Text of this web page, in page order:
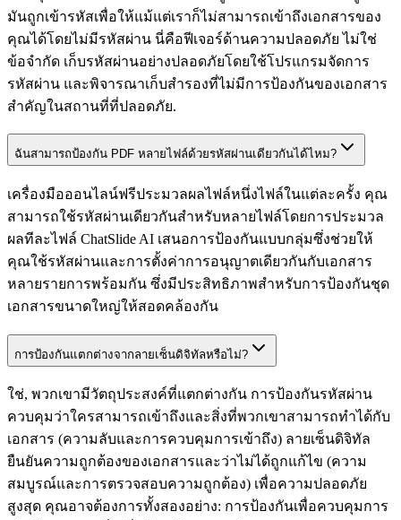
มันถูกเข้ารหัสเพื่อให้แม้แต่เราก็ไม่สามารถเข้าถึงเอกสารของ
คุณได้โดยไม่มีรหัสผ่าน นี่คือฟีเจอร์ด้านความปลอดภัย ไม่ใช่
ข้อจำกัด เก็บรหัสผ่านอย่างปลอดภัยโดยใช้โปรแกรมจัดการ
รหัสผ่าน และพิจารณาเก็บสำรองที่ไม่มีการป้องกันของเอกสาร
สำคัญในสถานที่ที่ปลอดภัย.
ฉันสามารถป้องกัน PDF หลายไฟล์ด้วยรหัสผ่านเดียวกันได้ไหม?
เครื่องมือออนไลน์ฟรีประมวลผลไฟล์หนึ่งไฟล์ในแต่ละครั้ง คุณ
สามารถใช้รหัสผ่านเดียวกันสำหรับหลายไฟล์โดยการประมวล
ผลทีละไฟล์ ChatSlide AI เสนอการป้องกันแบบกลุ่มซึ่งช่วยให้
คุณใช้รหัสผ่านและการตั้งค่าการอนุญาตเดียวกันกับเอกสาร
หลายรายการพร้อมกัน ซึ่งมีประสิทธิภาพสำหรับการป้องกันชุด
เอกสารขนาดใหญ่ให้สอดคล้องกัน
การป้องกันแตกต่างจากลายเซ็นดิจิทัลหรือไม่?
ใช่, พวกเขามีวัตถุประสงค์ที่แตกต่างกัน การป้องกันรหัสผ่าน
ควบคุมว่าใครสามารถเข้าถึงและสิ่งที่พวกเขาสามารถทำได้กับ
เอกสาร (ความลับและการควบคุมการเข้าถึง) ลายเซ็นดิจิทัล
ยืนยันความถูกต้องของเอกสารและว่าไม่ได้ถูกแก้ไข (ความ
สมบูรณ์และการตรวจสอบความถูกต้อง) เพื่อความปลอดภัย
สูงสุด คุณอาจต้องการทั้งสองอย่าง: การป้องกันเพื่อควบคุมการ